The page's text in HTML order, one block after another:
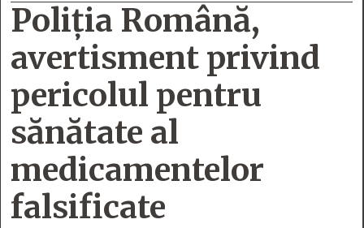
Poliția Română,
avertisment privind
pericolul pentru
sănătate al
medicamentelor
falsificate